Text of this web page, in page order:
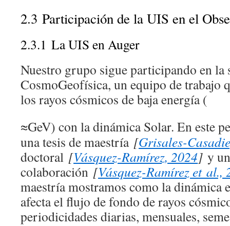
2.3 Participación de la UIS en el
2.3.1 La UIS en Auger
Nuestro grupo sigue participando en la
CosmoGeofísica, un equipo de trabajo
los rayos cósmicos de baja energía (
≈GeV) con la dinámica Solar. En este
una tesis de maestría [Grisales-
doctoral [Vásquez-Ramírez, 2024] y
colaboración [Vásquez-Ramírez et al.,
maestría mostramos como la dinámica
afecta el flujo de fondo de rayos
periodicidades diarias, mensuales,